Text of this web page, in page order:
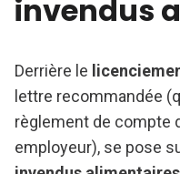
invendus
Derrière le
lettre recommandée
règlement de compte
employeur), se pose